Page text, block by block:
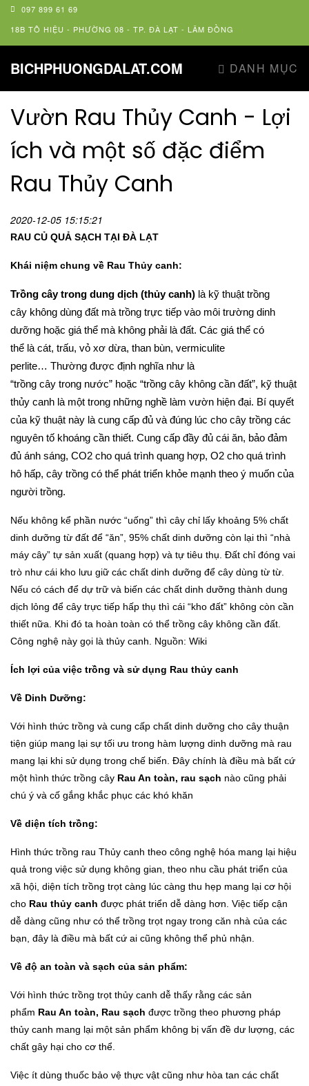
097 899 61 69
18B TÔ HIỆU - PHƯỜNG 08 - TP. ĐÀ LẠT - LÂM ĐỒNG
BICHPHUONGDALAT.COM DANH MỤC
Vườn Rau Thủy Canh - Lợi
ích và một số đặc điểm
Rau Thủy Canh
2020-12-05 15:15:21
RAU CỦ QUẢ SẠCH TẠI ĐÀ LẠT
Khái niệm chung về Rau Thủy canh:
Trồng cây trong dung dịch (thủy canh) là kỹ thuật trồng
cây không dùng đất mà trồng trực tiếp vào môi trường dinh
dưỡng hoặc giá thể mà không phải là đất. Các giá thể có
thể là cát, trấu, vỏ xơ dừa, than bùn, vermiculite
perlite… Thường được định nghĩa như là
“trồng cây trong nước” hoặc “trồng cây không cần đất”, kỹ thuật
thủy canh là một trong những nghề làm vườn hiện đại. Bí quyết
của kỹ thuật này là cung cấp đủ và đúng lúc cho cây trồng các
nguyên tố khoáng cần thiết. Cung cấp đầy đủ cái ăn, bảo đảm
đủ ánh sáng, CO2 cho quá trình quang hợp, O2 cho quá trình
hô hấp, cây trồng có thể phát triển khỏe mạnh theo ý muốn của
người trồng.
Nếu không kể phần nước “uống” thì cây chỉ lấy khoảng 5% chất
dinh dưỡng từ đất để “ăn”, 95% chất dinh dưỡng còn lại thì “nhà
máy cây” tự sản xuất (quang hợp) và tự tiêu thụ. Đất chỉ đóng vai
trò như cái kho lưu giữ các chất dinh dưỡng để cây dùng từ từ.
Nếu có cách để dự trữ và biến các chất dinh dưỡng thành dung
dịch lỏng để cây trực tiếp hấp thụ thì cái “kho đất” không còn cần
thiết nữa. Khi đó ta hoàn toàn có thể trồng cây không cần đất.
Công nghệ này gọi là thủy canh. Nguồn: Wiki
Ích lợi của việc trồng và sử dụng Rau thủy canh
Về Dinh Dưỡng:
Với hình thức trồng và cung cấp chất dinh dưỡng cho cây thuận
tiện giúp mang lại sự tối ưu trong hàm lượng dinh dưỡng mà rau
mang lại khi sử dụng trong chế biến. Đây chính là điều mà bất cứ
một hình thức trồng cây Rau An toàn, rau sạch nào cũng phải
chú ý và cố gắng khắc phục các khó khăn
Về diện tích trồng:
Hình thức trồng rau Thủy canh theo công nghệ hóa mang lại hiệu
quả trong việc sử dụng không gian, theo nhu cầu phát triển của
xã hội, diện tích trồng trọt càng lúc càng thu hẹp mang lại cơ hội
cho Rau thủy canh được phát triển dễ dàng hơn. Việc tiếp cận
dễ dàng cũng như có thể trồng trọt ngay trong căn nhà của các
bạn, đây là điều mà bất cứ ai cũng không thể phủ nhận.
Về độ an toàn và sạch của sản phẩm:
Với hình thức trồng trọt thủy canh dễ thấy rằng các sản
phẩm Rau An toàn, Rau sạch được trồng theo phương pháp
thủy canh mang lại một sản phẩm không bị vấn đề dư lượng, các
chất gây hại cho cơ thể.
Việc ít dùng thuốc bảo vệ thực vật cũng như hòa tan các chất